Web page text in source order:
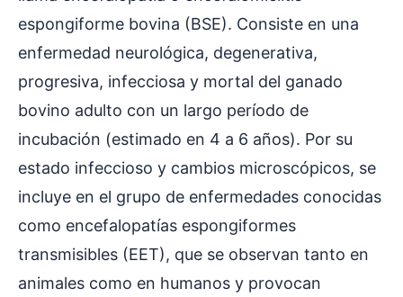
espongiforme bovina (BSE). Consiste en una
enfermedad neurológica, degenerativa,
progresiva, infecciosa y mortal del ganado
bovino adulto con un largo período de
incubación (estimado en 4 a 6 años). Por su
estado infeccioso y cambios microscópicos, se
incluye en el grupo de enfermedades conocidas
como encefalopatías espongiformes
transmisibles (EET), que se observan tanto en
animales como en humanos y provocan